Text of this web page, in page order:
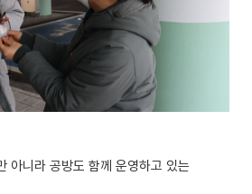
아니라 공방도 함께 운영하고 있는